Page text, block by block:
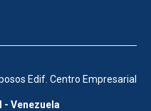
Edif. Centro Empresarial
- Venezuela